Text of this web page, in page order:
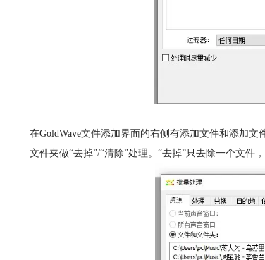
在GoldWave文件添加界面的右侧有添加文件和添加
文件夹做“去掉”/“清除”处理。“去掉”只去除一个文件